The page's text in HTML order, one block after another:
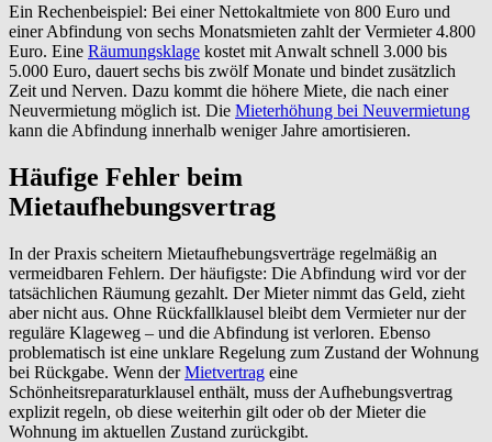
Ein Rechenbeispiel: Bei einer Nettokaltmiete von 800 Euro und
einer Abfindung von sechs Monatsmieten zahlt der Vermieter 4.800
Euro. Eine Räumungsklage kostet mit Anwalt schnell 3.000 bis
5.000 Euro, dauert sechs bis zwölf Monate und bindet zusätzlich
Zeit und Nerven. Dazu kommt die höhere Miete, die nach einer
Neuvermietung möglich ist. Die Mieterhöhung bei Neuvermietung
kann die Abfindung innerhalb weniger Jahre amortisieren.
Häufige Fehler beim
Mietaufhebungsvertrag
In der Praxis scheitern Mietaufhebungsverträge regelmäßig an
vermeidbaren Fehlern. Der häufigste: Die Abfindung wird vor der
tatsächlichen Räumung gezahlt. Der Mieter nimmt das Geld, zieht
aber nicht aus. Ohne Rückfallklausel bleibt dem Vermieter nur der
reguläre Klageweg – und die Abfindung ist verloren. Ebenso
problematisch ist eine unklare Regelung zum Zustand der Wohnung
bei Rückgabe. Wenn derMietvertrag eine
Schönheitsreparaturklausel enthält, muss der Aufhebungsvertrag
explizit regeln, ob diese weiterhin gilt oder ob der Mieter die
Wohnung im aktuellen Zustand zurückgibt.